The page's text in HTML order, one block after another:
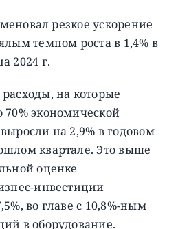
резкое ускорение
темпом роста в 1,4% в
2024 г.
на которые
70% экономической
на 2,9% в годовом
квартале. Это выше
оценке
инвестиции
во главе с 10,8%-ным
в оборудование.